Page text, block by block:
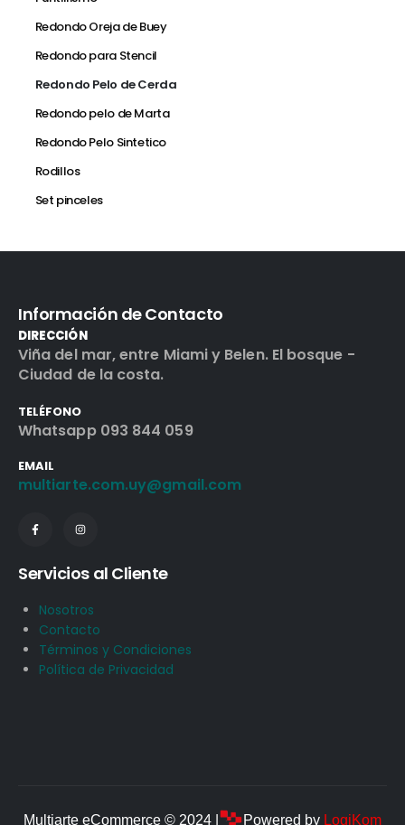
Redondo Oreja de Buey
Redondo para Stencil
Redondo Pelo de Cerda
Redondo pelo de Marta
Redondo Pelo Sintetico
Rodillos
Set pinceles
Información de Contacto
DIRECCIÓN
Viña del mar, entre Miami y Belen. El bosque -
Ciudad de la costa.
TELÉFONO
Whatsapp 093 844 059
EMAIL
multiarte.com.uy@gmail.com
Servicios al Cliente
Nosotros
Contacto
Términos y Condiciones
Política de Privacidad
Multiarte eCommerce © 2024 | Powered by LogiKom